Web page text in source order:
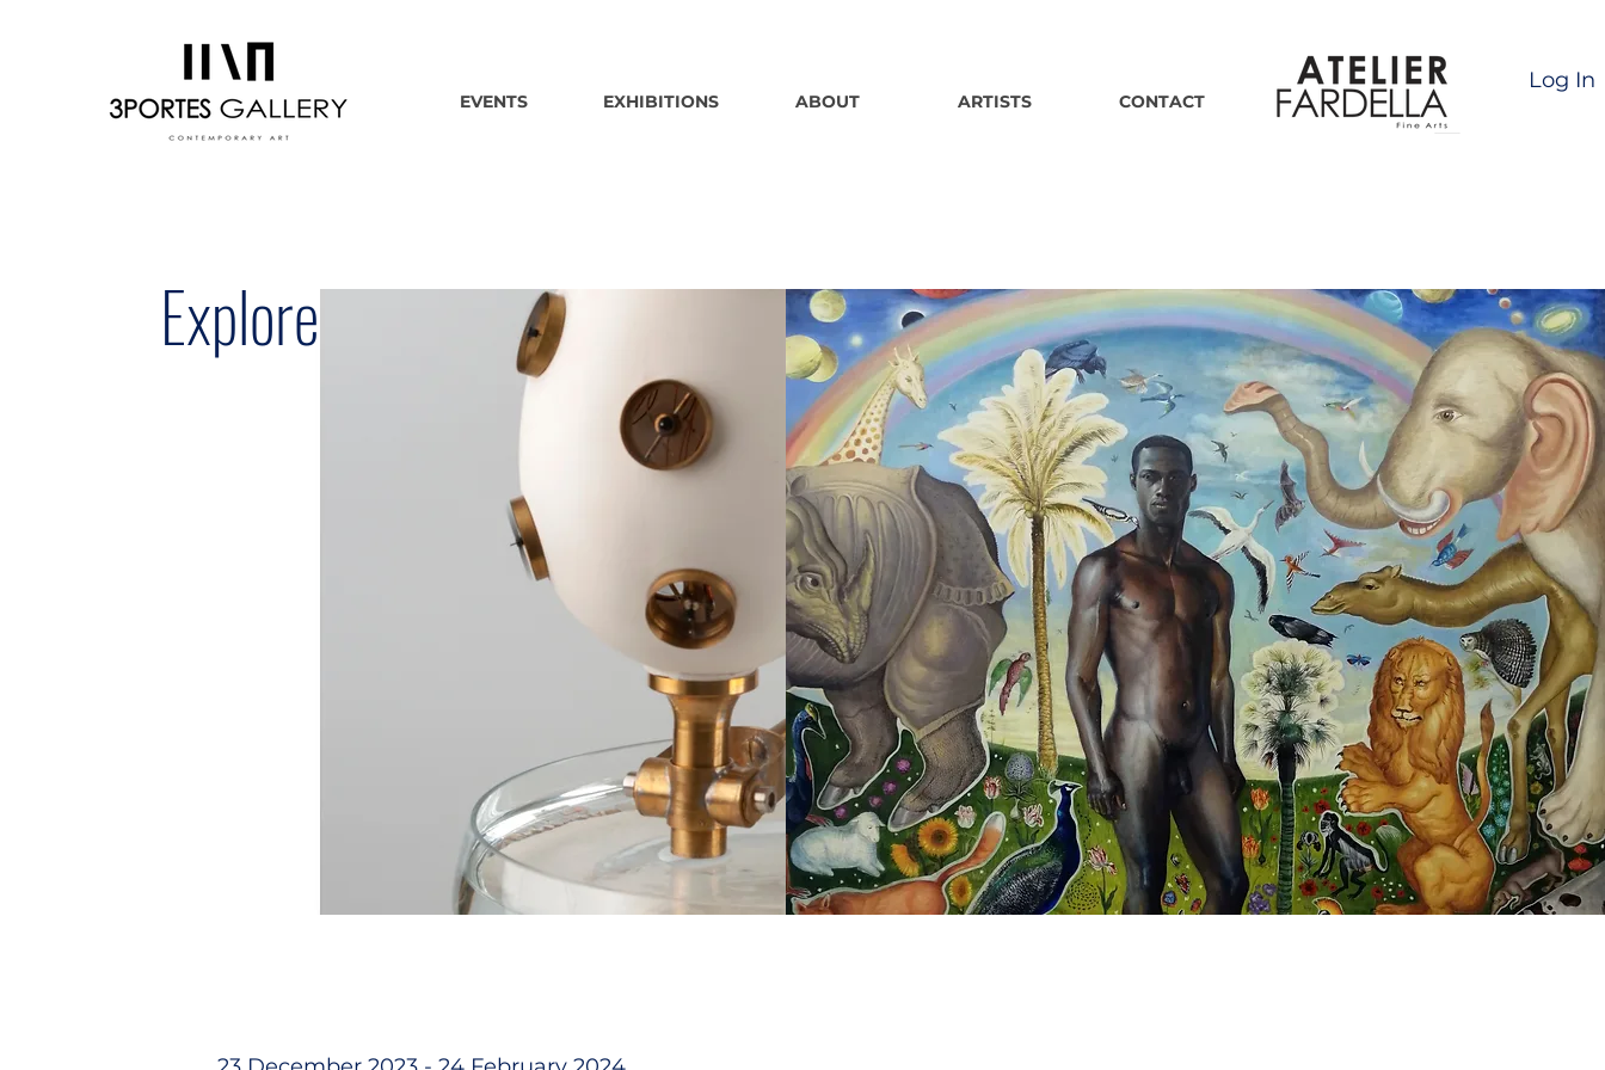
EVENTS EXHIBITIONS ABOUT ARTISTS CONTACT
Log In
Explore